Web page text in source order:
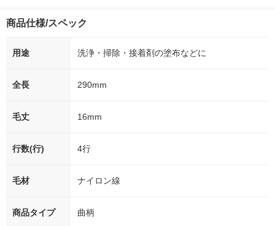
商品仕様/スペック
用途 洗浄・掃除・接着剤の塗布などに
全長 290mm
毛丈 16mm
行数(行) 4行
毛材 ナイロン線
商品タイプ 曲柄